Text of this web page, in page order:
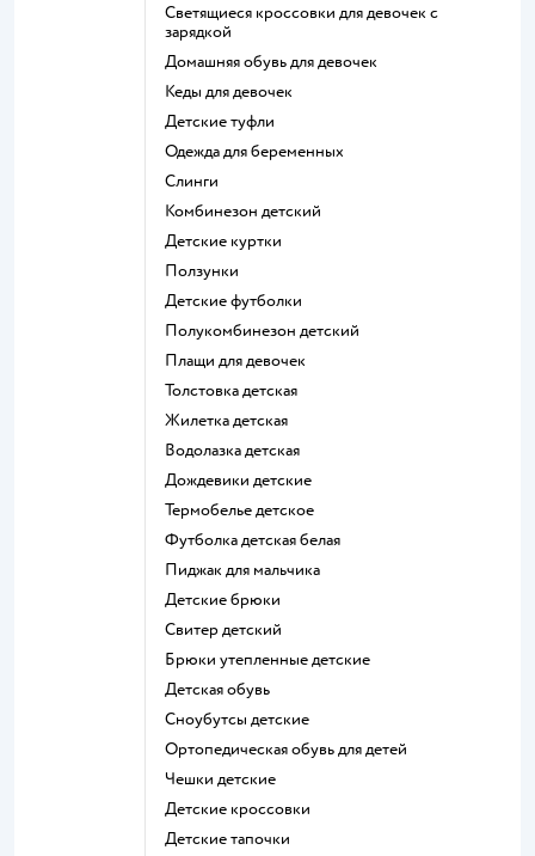
Светящиеся кроссовки для девочек с
зарядкой
Домашняя обувь для девочек
Кеды для девочек
Детские туфли
Одежда для беременных
Слинги
Комбинезон детский
Детские куртки
Ползунки
Детские футболки
Полукомбинезон детский
Плащи для девочек
Толстовка детская
Жилетка детская
Водолазка детская
Дождевики детские
Термобелье детское
Футболка детская белая
Пиджак для мальчика
Детские брюки
Свитер детский
Брюки утепленные детские
Детская обувь
Сноубутсы детские
Ортопедическая обувь для детей
Чешки детские
Детские кроссовки
Детские тапочки